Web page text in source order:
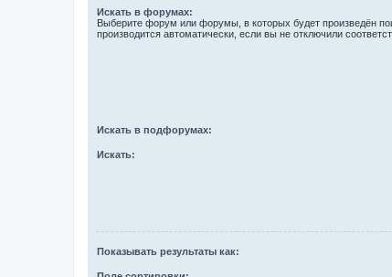
Искать в форумах:
Выберите форум или форумы, в которых будет произведён
производится автоматически, если вы не отключили
Искать в подфорумах:
Искать:
Показывать результаты как: